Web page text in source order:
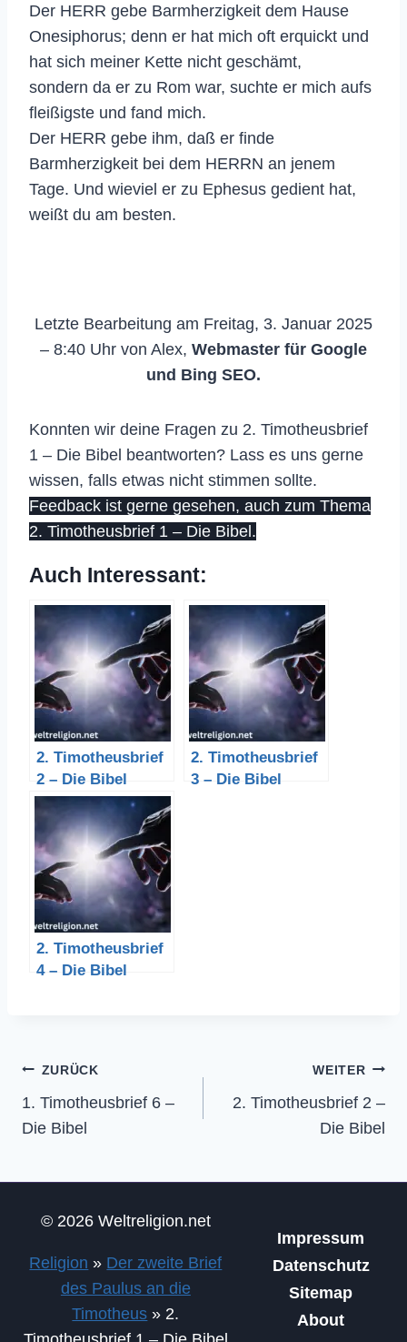
Der HERR gebe Barmherzigkeit dem Hause
Onesiphorus; denn er hat mich oft erquickt und
hat sich meiner Kette nicht geschämt,
sondern da er zu Rom war, suchte er mich aufs
fleißigste und fand mich.
Der HERR gebe ihm, daß er finde
Barmherzigkeit bei dem HERRN an jenem
Tage. Und wieviel er zu Ephesus gedient hat,
weißt du am besten.
Letzte Bearbeitung am Freitag, 3. Januar 2025
– 8:40 Uhr von Alex, Webmaster für Google
und Bing SEO.
Konnten wir deine Fragen zu 2. Timotheusbrief
1 – Die Bibel beantworten? Lass es uns gerne
wissen, falls etwas nicht stimmen sollte.
Feedback ist gerne gesehen, auch zum Thema
2. Timotheusbrief 1 – Die Bibel.
Auch Interessant:
2. Timotheusbrief
2 – Die Bibel
2. Timotheusbrief
3 – Die Bibel
2. Timotheusbrief
4 – Die Bibel
Beitragsnavigation
ZURÜCK
1. Timotheusbrief 6 –
Die Bibel
WEITER
2. Timotheusbrief 2 –
Die Bibel
© 2026 Weltreligion.net
Religion » Der zweite Brief
des Paulus an die
Timotheus » 2.
Impressum
Datenschutz
Sitemap
About